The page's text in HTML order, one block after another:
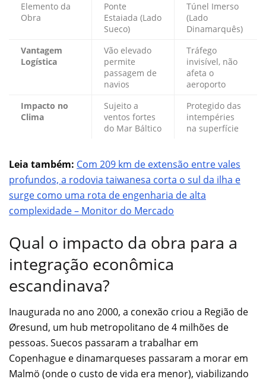
Elemento da
Obra
Ponte
Estaiada (Lado
Sueco)
Túnel Imerso
(Lado
Dinamarquês)
Vantagem
Logística
Vão elevado
permite
passagem de
navios
Tráfego
invisível, não
afeta o
aeroporto
Impacto no
Clima
Sujeito a
ventos fortes
do Mar Báltico
Protegido das
intempéries
na superfície
Leia também: Com 209 km de extensão entre vales
profundos, a rodovia taiwanesa corta o sul da ilha e
surge como uma rota de engenharia de alta
complexidade – Monitor do Mercado
Qual o impacto da obra para a
integração econômica
escandinava?
Inaugurada no ano 2000, a conexão criou a Região de
Øresund, um hub metropolitano de 4 milhões de
pessoas. Suecos passaram a trabalhar em
Copenhague e dinamarqueses passaram a morar em
Malmö (onde o custo de vida era menor), viabilizando